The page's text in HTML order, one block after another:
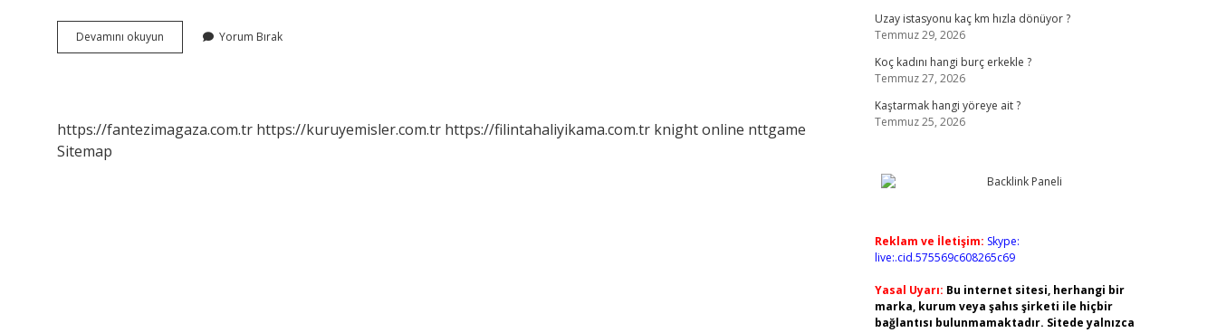
Devamını okuyun
Hangi
Yorum Bırak
https://fantezimagaza.com.tr https://kuruyemisler.com.tr https://filintahaliyikama.com.tr knight online nttgame
Sitemap
Uzay istasyonu kaç km hızla dönüyor ?
Temmuz 29, 2026
Koç kadını hangi burç erkekle ?
Temmuz 27, 2026
Kaştarmak hangi yöreye ait ?
Temmuz 25, 2026
Reklam ve İletişim: Skype:
live:.cid.575569c608265c69
Yasal Uyarı: Bu internet sitesi, herhangi bir
marka, kurum veya şahıs şirketi ile hiçbir
bağlantısı bulunmamaktadır. Sitede yalnızca